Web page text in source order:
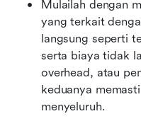
Mulailah dengan
yang terkait
langsung seperti
serta biaya tidak
overhead, atau
keduanya
menyeluruh.